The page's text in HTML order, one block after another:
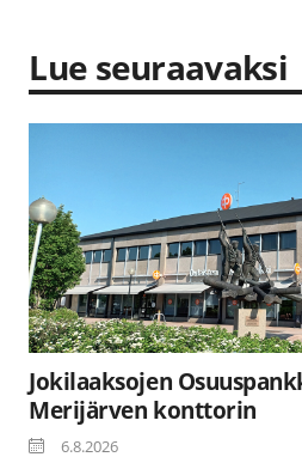
Lue seuraavaksi
Jokilaaksojen
Merijärven konttorin
6.8.2026